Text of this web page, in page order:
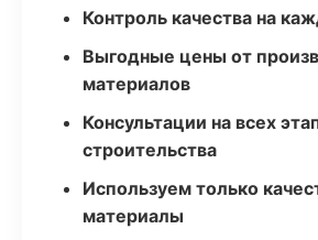
Контроль качества на
Выгодные цены от
материалов
Консультации на всех
строительства
Используем только
материалы